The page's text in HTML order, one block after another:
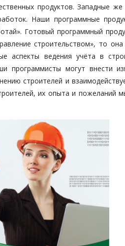
продуктов. Западные
Наши программные
Готовый программный
строительством», то
аспекты ведения учёта в
программисты могут внести
строителей и
их опыта и пожеланий